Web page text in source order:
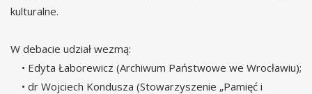
kulturalne.
W debacie udział wezmą:
• Edyta Łaborewicz (Archiwum Państwowe we Wrocławiu);
• dr Wojciech Kondusza (Stowarzyszenie „Pamięć i